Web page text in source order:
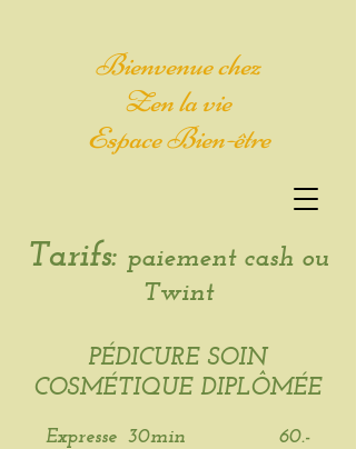
Bienvenue chez
Zen la vie
Espace Bien-être
Tarifs: paiement cash ou
Twint
PÉDICURE SOIN
COSMÉTIQUE DIPLÔMÉE
Expresse 30min 60.-